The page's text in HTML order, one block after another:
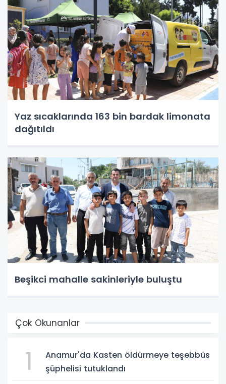
Yaz sıcaklarında 163 bin bardak limonata
dağıtıldı
Beşikci mahalle sakinleriyle buluştu
Çok Okunanlar
1
Anamur'da Kasten öldürmeye teşebbüs
şüphelisi tutuklandı